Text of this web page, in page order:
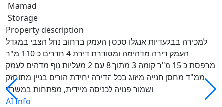
Mamad
Storage
Property description
למכירה בבלעדיות אנגלו סכסון העמק ברחוב נחל הצבי במגדל
העמק דירה מדהימה ומסודרת דירת 4 חדרים כ 110 מ"ר
מרפסת כ 15 מ"ר קומה 3 מתוך 8 עם 2 מעליות נוף מדהים לעמק
ממ"ד מחסן חנייה מיזוג בכל הדירה יחידת הורים בניין מתוחזק
ושמור פנויה לכניסה מיידית, מפתחות במשרד
AI Info